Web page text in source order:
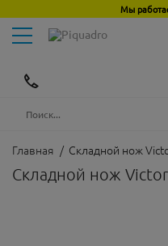
Мы
Toggle
navigation
Главная / Складной нож
Складной нож